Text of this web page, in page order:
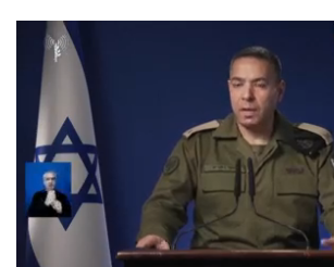
Следующее видео через 5